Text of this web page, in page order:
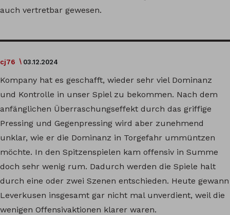
auch vertretbar gewesen.
cj76 03.12.2024
Kompany hat es geschafft, wieder sehr viel Dominanz
und Kontrolle in unser Spiel zu bekommen. Nach dem
anfänglichen Überraschungseffekt durch das griffige
Pressing und Gegenpressing wird aber zunehmend
unklar, wie er die Dominanz in Torgefahr ummüntzen
möchte. In den Spitzenspielen kam offensiv in Summe
doch sehr wenig rum. Dadurch werden die Spiele halt
durch eine oder zwei Szenen entschieden. Heute gewann
Leverkusen insgesamt gar nicht mal unverdient, weil die
wenigen Offensivaktionen klarer waren.